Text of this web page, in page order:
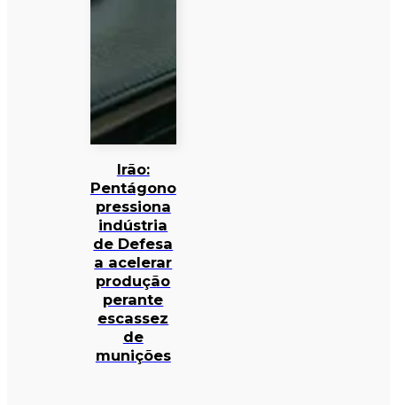
Irão:
Pentágono
pressiona
indústria
de Defesa
a acelerar
produção
perante
escassez
de
munições